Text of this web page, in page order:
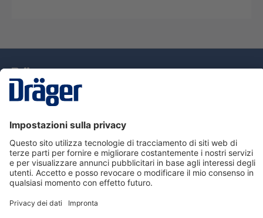
Assistenza
Informazioni su Dräger
Informazioni